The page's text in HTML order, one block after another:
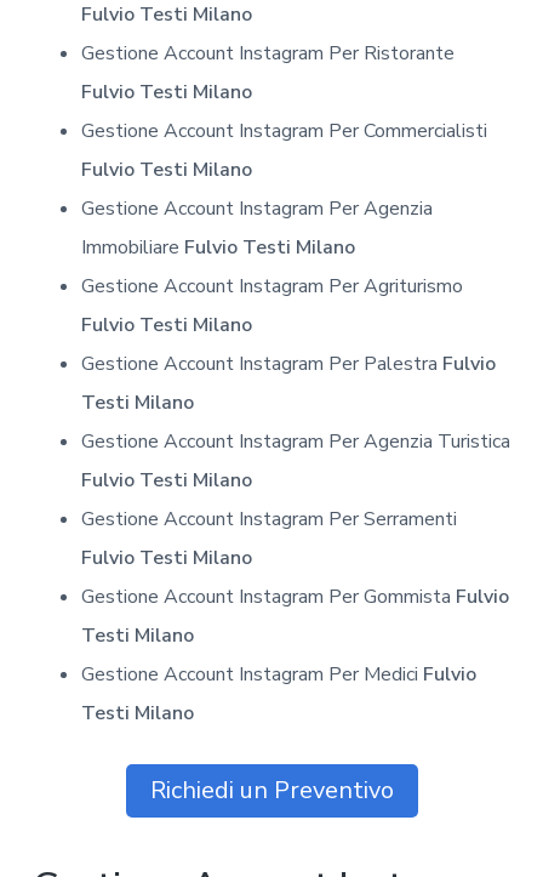
Fulvio Testi Milano
Gestione Account Instagram Per Ristorante
Fulvio Testi Milano
Gestione Account Instagram Per Commercialisti
Fulvio Testi Milano
Gestione Account Instagram Per Agenzia
Immobiliare Fulvio Testi Milano
Gestione Account Instagram Per Agriturismo
Fulvio Testi Milano
Gestione Account Instagram Per Palestra Fulvio
Testi Milano
Gestione Account Instagram Per Agenzia Turistica
Fulvio Testi Milano
Gestione Account Instagram Per Serramenti
Fulvio Testi Milano
Gestione Account Instagram Per Gommista Fulvio
Testi Milano
Gestione Account Instagram Per Medici Fulvio
Testi Milano
Richiedi un Preventivo